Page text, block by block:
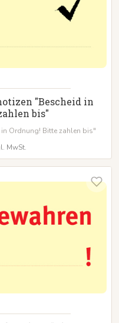
"Bescheid in
bis"
Ordnung! Bitte zahlen bis"
MwSt.